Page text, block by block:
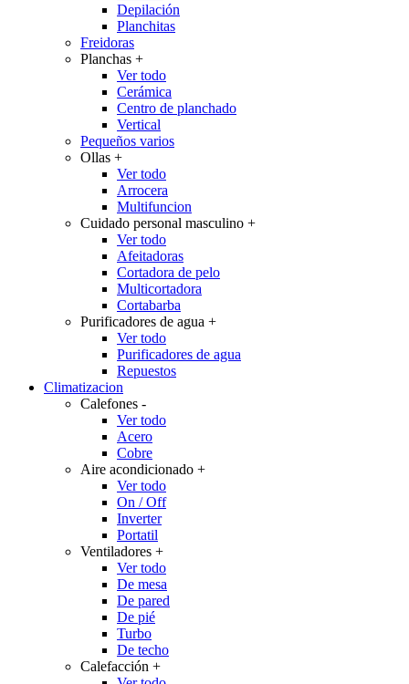
Depilación
Planchitas
Freidoras
Planchas +
Ver todo
Cerámica
Centro de planchado
Vertical
Pequeños varios
Ollas +
Ver todo
Arrocera
Multifuncion
Cuidado personal masculino +
Ver todo
Afeitadoras
Cortadora de pelo
Multicortadora
Cortabarba
Purificadores de agua +
Ver todo
Purificadores de agua
Repuestos
Climatizacion
Calefones -
Ver todo
Acero
Cobre
Aire acondicionado +
Ver todo
On / Off
Inverter
Portatil
Ventiladores +
Ver todo
De mesa
De pared
De pié
Turbo
De techo
Calefacción +